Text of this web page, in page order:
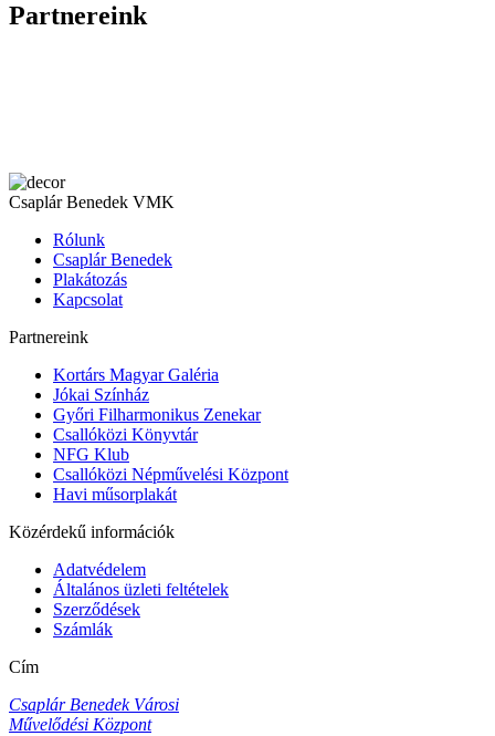
Partnereink
Csaplár Benedek VMK
Rólunk
Csaplár Benedek
Plakátozás
Kapcsolat
Partnereink
Kortárs Magyar Galéria
Jókai Színház
Győri Filharmonikus Zenekar
Csallóközi Könyvtár
NFG Klub
Csallóközi Népművelési Központ
Havi műsorplakát
Közérdekű információk
Adatvédelem
Általános üzleti feltételek
Szerződések
Számlák
Cím
Csaplár Benedek Városi
Művelődési Központ